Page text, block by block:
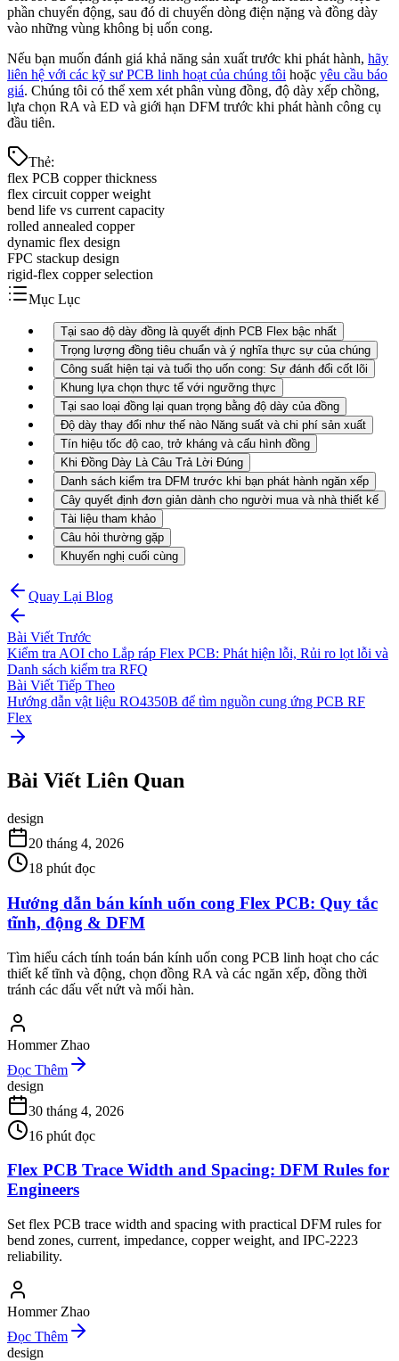
phần chuyển động, sau đó di chuyển dòng điện nặng và đồng dày
vào những vùng không bị uốn cong.
Nếu bạn muốn đánh giá khả năng sản xuất trước khi phát hành, hãy
liên hệ với các kỹ sư PCB linh hoạt của chúng tôi hoặc yêu cầu báo
giá. Chúng tôi có thể xem xét phân vùng đồng, độ dày xếp chồng,
lựa chọn RA và ED và giới hạn DFM trước khi phát hành công cụ
đầu tiên.
Thẻ:
flex PCB copper thickness
flex circuit copper weight
bend life vs current capacity
rolled annealed copper
dynamic flex design
FPC stackup design
rigid-flex copper selection
Mục Lục
Tại sao độ dày đồng là quyết định PCB Flex bậc nhất
Trọng lượng đồng tiêu chuẩn và ý nghĩa thực sự của chúng
Công suất hiện tại và tuổi thọ uốn cong: Sự đánh đổi cốt lõi
Khung lựa chọn thực tế với ngưỡng thực
Tại sao loại đồng lại quan trọng bằng độ dày của đồng
Độ dày thay đổi như thế nào Năng suất và chi phí sản xuất
Tín hiệu tốc độ cao, trở kháng và cấu hình đồng
Khi Đồng Dày Là Câu Trả Lời Đúng
Danh sách kiểm tra DFM trước khi bạn phát hành ngăn xếp
Cây quyết định đơn giản dành cho người mua và nhà thiết kế
Tài liệu tham khảo
Câu hỏi thường gặp
Khuyến nghị cuối cùng
Quay Lại Blog
Bài Viết Trước
Kiểm tra AOI cho Lắp ráp Flex PCB: Phát hiện lỗi, Rủi ro lọt lỗi và
Danh sách kiểm tra RFQ
Bài Viết Tiếp Theo
Hướng dẫn vật liệu RO4350B để tìm nguồn cung ứng PCB RF
Flex
Bài Viết Liên Quan
design
20 tháng 4, 2026
18 phút đọc
Hướng dẫn bán kính uốn cong Flex PCB: Quy tắc
tĩnh, động & DFM
Tìm hiểu cách tính toán bán kính uốn cong PCB linh hoạt cho các
thiết kế tĩnh và động, chọn đồng RA và các ngăn xếp, đồng thời
tránh các dấu vết nứt và mối hàn.
Hommer Zhao
Đọc Thêm
design
30 tháng 4, 2026
16 phút đọc
Flex PCB Trace Width and Spacing: DFM Rules for
Engineers
Set flex PCB trace width and spacing with practical DFM rules for
bend zones, current, impedance, copper weight, and IPC-2223
reliability.
Hommer Zhao
Đọc Thêm
design